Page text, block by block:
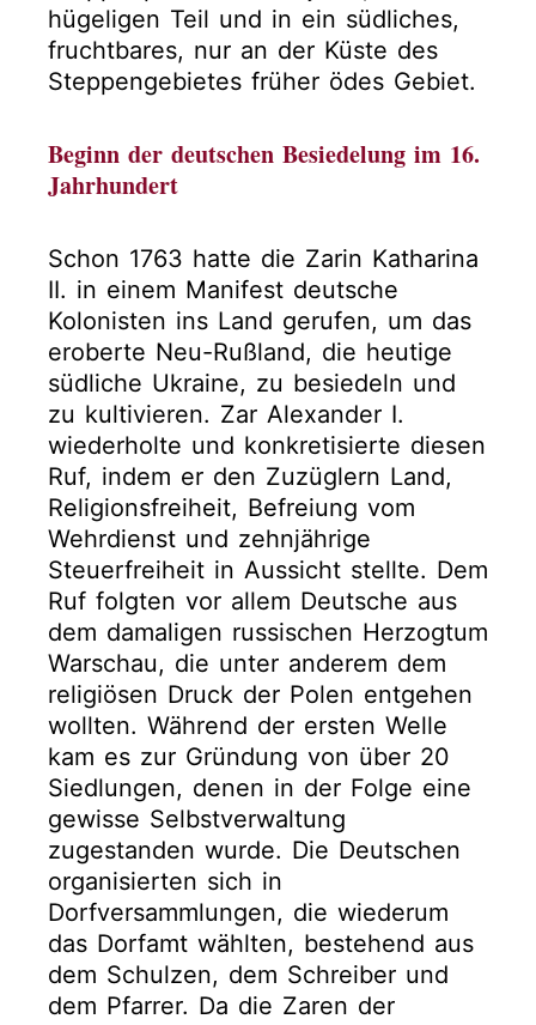
hügeligen Teil und in ein südliches,
fruchtbares, nur an der Küste des
Steppengebietes früher ödes Gebiet.
Beginn der deutschen Besiedelung im 16.
Jahrhundert
Schon 1763 hatte die Zarin Katharina
II. in einem Manifest deutsche
Kolonisten ins Land gerufen, um das
eroberte Neu-Rußland, die heutige
südliche Ukraine, zu besiedeln und
zu kultivieren. Zar Alexander I.
wiederholte und konkretisierte diesen
Ruf, indem er den Zuzüglern Land,
Religionsfreiheit, Befreiung vom
Wehrdienst und zehnjährige
Steuerfreiheit in Aussicht stellte. Dem
Ruf folgten vor allem Deutsche aus
dem damaligen russischen Herzogtum
Warschau, die unter anderem dem
religiösen Druck der Polen entgehen
wollten. Während der ersten Welle
kam es zur Gründung von über 20
Siedlungen, denen in der Folge eine
gewisse Selbstverwaltung
zugestanden wurde. Die Deutschen
organisierten sich in
Dorfversammlungen, die wiederum
das Dorfamt wählten, bestehend aus
dem Schulzen, dem Schreiber und
dem Pfarrer. Da die Zaren der